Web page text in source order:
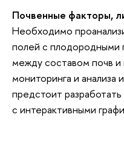
Почвенные факторы,
Необходимо
полей с плодородными
между составом почв
мониторинга и анализа
предстоит
с интерактивными